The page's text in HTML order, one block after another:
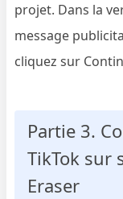
projet. Dans la
message
cliquez sur
Partie 3.
TikTok sur
Eraser